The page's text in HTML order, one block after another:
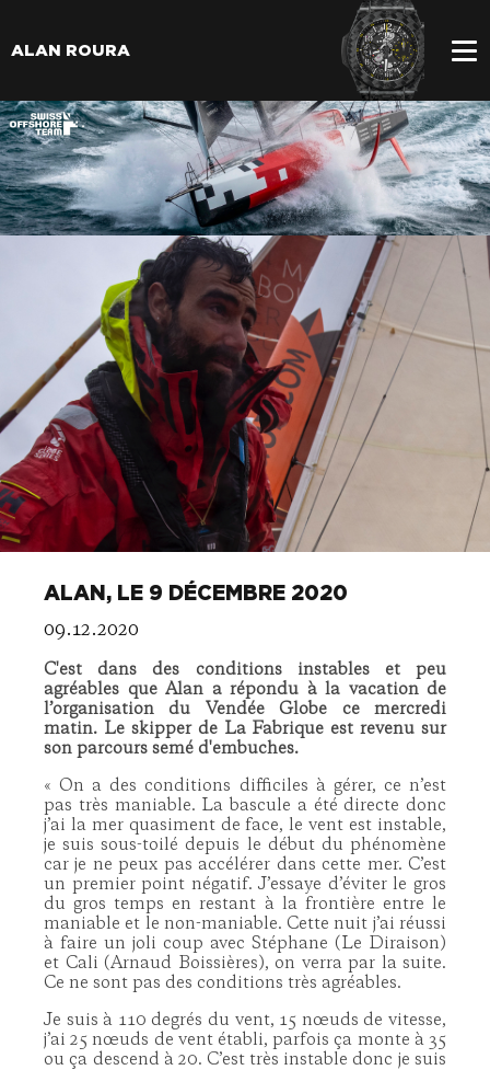
ALAN ROURA
ALAN, LE 9 DÉCEMBRE 2020
09.12.2020
C'est dans des conditions instables et peu
agréables que Alan a répondu à la vacation de
l’organisation du Vendée Globe ce mercredi
matin. Le skipper de La Fabrique est revenu sur
son parcours semé d'embuches.
« On a des conditions difficiles à gérer, ce n’est
pas très maniable. La bascule a été directe donc
j’ai la mer quasiment de face, le vent est instable,
je suis sous-toilé depuis le début du phénomène
car je ne peux pas accélérer dans cette mer. C’est
un premier point négatif. J’essaye d’éviter le gros
du gros temps en restant à la frontière entre le
maniable et le non-maniable. Cette nuit j’ai réussi
à faire un joli coup avec Stéphane (Le Diraison)
et Cali (Arnaud Boissières), on verra par la suite.
Ce ne sont pas des conditions très agréables.
Je suis à 110 degrés du vent, 15 nœuds de vitesse,
j’ai 25 nœuds de vent établi, parfois ça monte à 35
ou ça descend à 20. C’est très instable donc je suis